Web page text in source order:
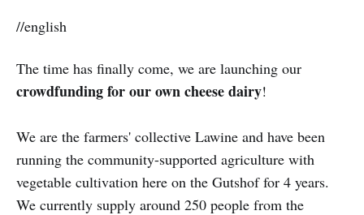
//english
The time has finally come, we are launching our
crowdfunding for our own cheese dairy!
We are the farmers' collective Lawine and have been
running the community-supported agriculture with
vegetable cultivation here on the Gutshof for 4 years.
We currently supply around 250 people from the